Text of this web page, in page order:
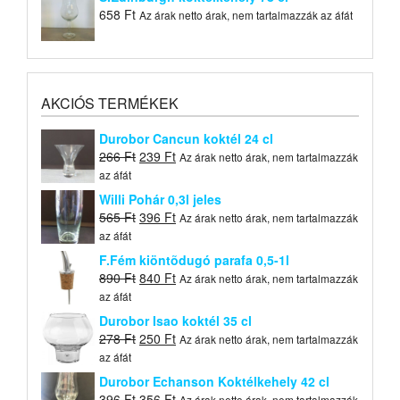
658 Ft Az árak netto árak, nem tartalmazzák az áfát
AKCIÓS TERMÉKEK
Durobor Cancun koktél 24 cl
266Ft Original
was:
266 Ft.
239 FtCurrent
is:
239 Ft.
Az árak netto árak, nem tartalmazzák
az áfát
Willi Pohár 0,3l jeles
565Ft Original
was:
565 Ft.
396 FtCurrent
is:
396 Ft.
Az árak netto árak, nem tartalmazzák
az áfát
F.Fém kiöntõdugó parafa 0,5-1l
890Ft Original
was:
890 Ft.
840 FtCurrent
is:
840 Ft.
Az árak netto árak, nem tartalmazzák
az áfát
Durobor Isao koktél 35 cl
278Ft Original
was:
278 Ft.
250 FtCurrent
250 Ft.
Az árak netto árak, nem tartalmazzák
az áfát
Durobor Echanson Koktélkehely 42 cl